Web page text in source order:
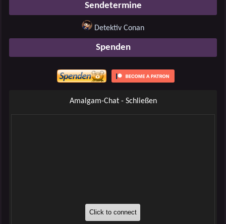
Sendetermine
Detektiv Conan
Spenden
Amalgam-Chat - Schließen